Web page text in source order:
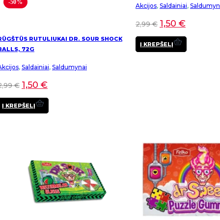
-50%
RUTULIUKAI DR. SOUR SHOCK
72G
, Saldainiai, Saldumynai
€ 1,50 €
Į KREPŠELĮ
Akcijos, Saldainiai,
2,99€ 1,50 €
Į KREPŠELĮ